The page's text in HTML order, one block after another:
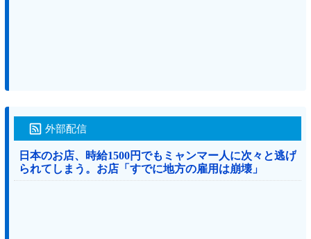
外部配信
日本のお店、時給1500円でもミャンマー人に次々と逃げ
られてしまう。お店「すでに地方の雇用は崩壊」